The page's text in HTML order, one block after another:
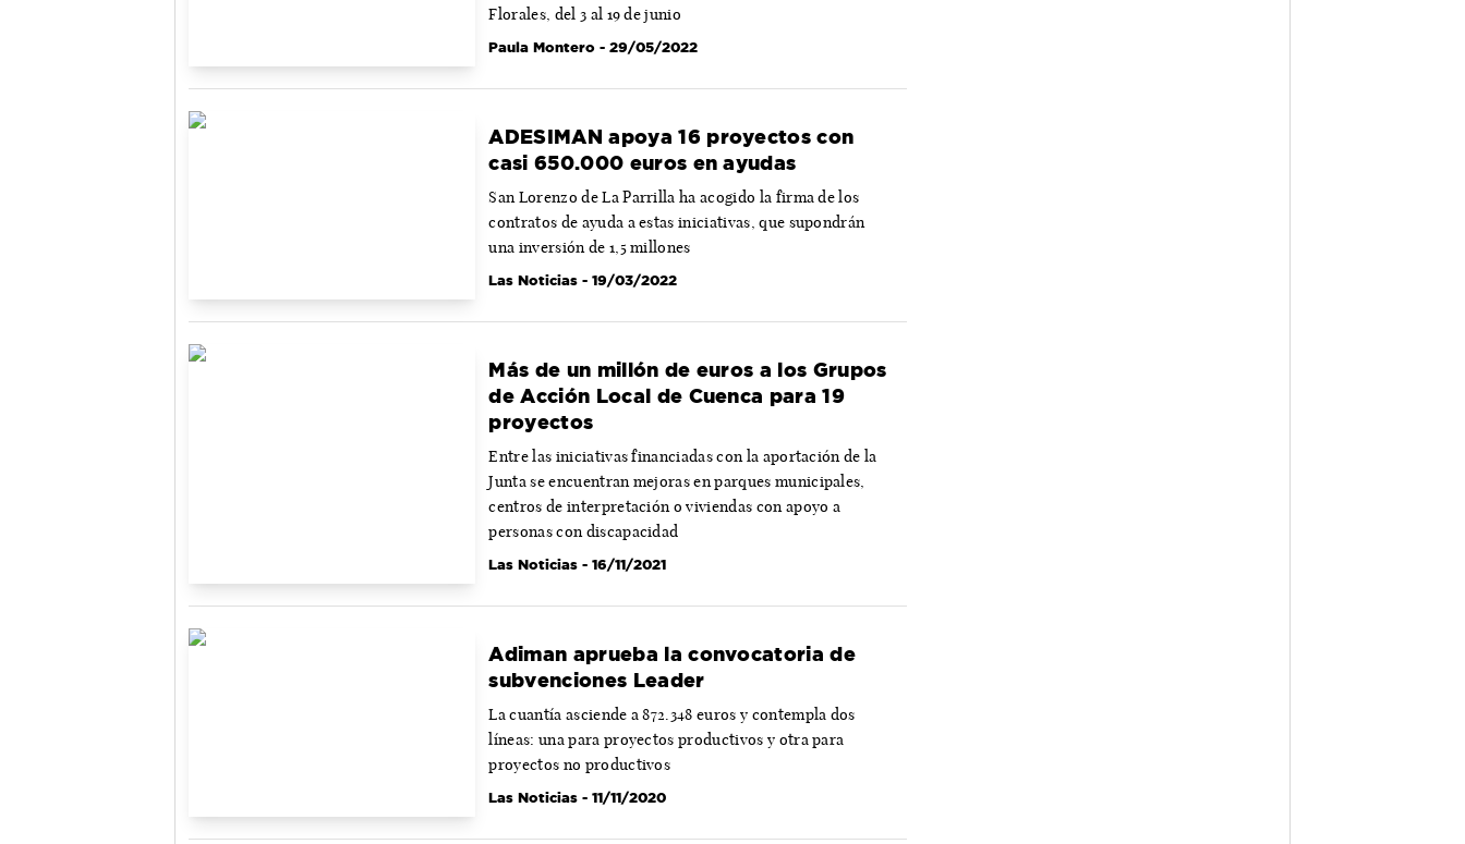
Florales, del 3 al 19 de junio
Paula Montero - 29/05/2022
ADESIMAN apoya 16 proyectos con
casi 650.000 euros en ayudas
San Lorenzo de La Parrilla ha acogido la firma de los
contratos de ayuda a estas iniciativas, que supondrán
una inversión de 1,5 millones
Las Noticias - 19/03/2022
Más de un millón de euros a los Grupos
de Acción Local de Cuenca para 19
proyectos
Entre las iniciativas financiadas con la aportación de la
Junta se encuentran mejoras en parques municipales,
centros de interpretación o viviendas con apoyo a
personas con discapacidad
Las Noticias - 16/11/2021
Adiman aprueba la convocatoria de
subvenciones Leader
La cuantía asciende a 872.348 euros y contempla dos
líneas: una para proyectos productivos y otra para
proyectos no productivos
Las Noticias - 11/11/2020